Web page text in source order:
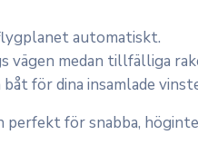
automatiskt.
vägen medan tillfälliga
för dina insamlade
för snabba,